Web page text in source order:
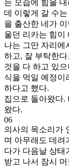
는 모습에 힘을
데 이렇게 갈 수
을 출산한 네가
울던 리카는 힘이
나는 그만 자리에
하고, 잘 부탁한
것을 다 하고 있
식을 먹일 예정이
하다고 했다.
집으로 돌아왔다.
왔다.
06
의사의 목소리가
며 아무래도 데려
다가 다음날 상태
받고 나서 잠시